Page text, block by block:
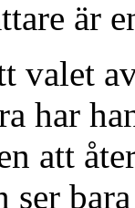
är
valet
har
att